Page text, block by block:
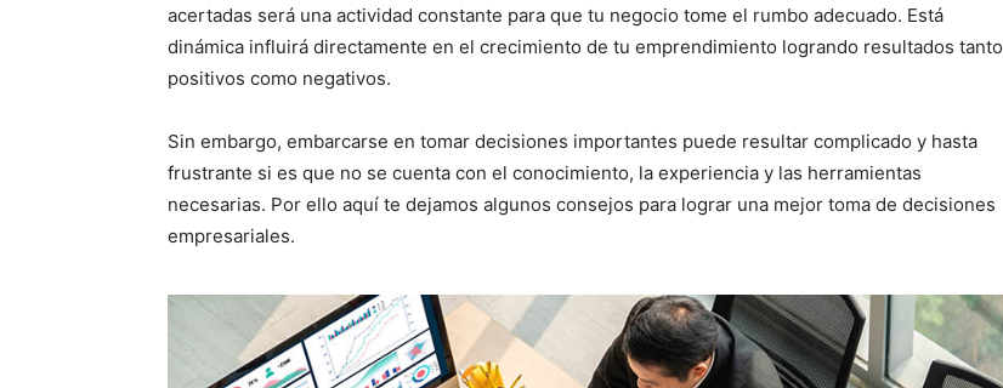
acertadas será una actividad constante para que tu negocio tome el rumbo adecuado. Está
dinámica influirá directamente en el crecimiento de tu emprendimiento logrando resultados tanto
positivos como negativos.
Sin embargo, embarcarse en tomar decisiones importantes puede resultar complicado y hasta
frustrante si es que no se cuenta con el conocimiento, la experiencia y las herramientas
necesarias. Por ello aquí te dejamos algunos consejos para lograr una mejor toma de decisiones
empresariales.